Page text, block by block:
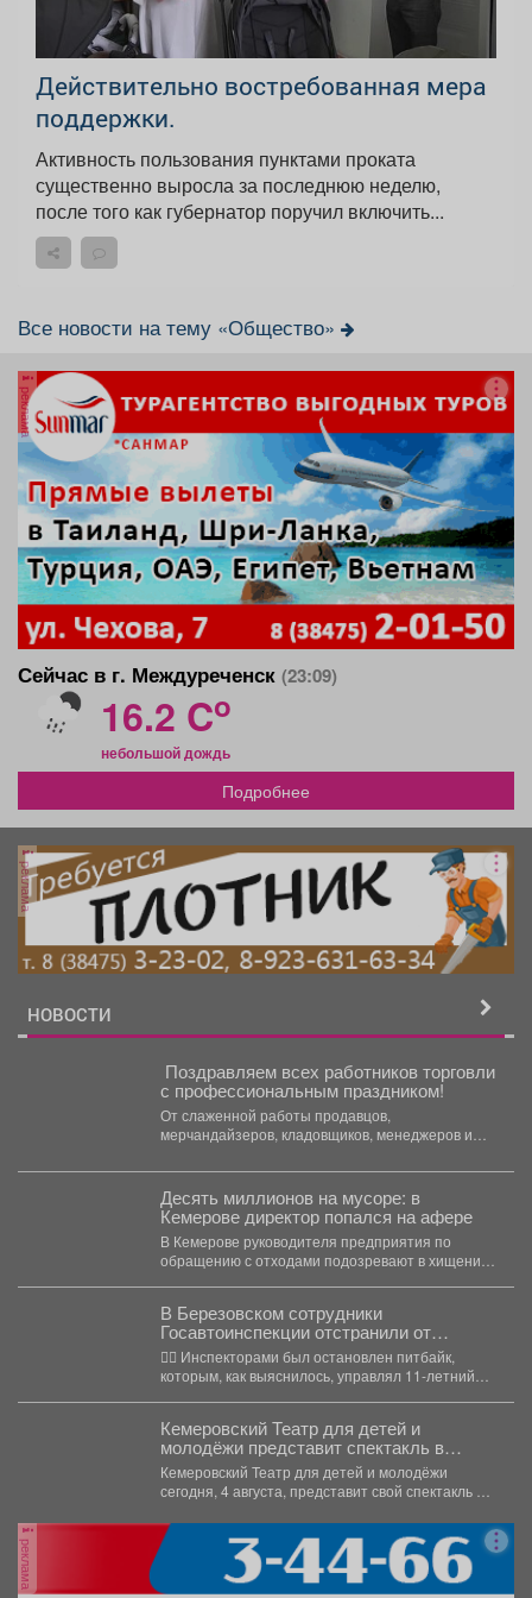
Действительно востребованная мера
поддержки.
Активность пользования пунктами проката
существенно выросла за последнюю неделю,
после того как губернатор поручил включить...
Все новости на тему «Общество»
реклама
Сейчас в г. Междуреченск (23:09)
16.2 Co
небольшой дождь
Подробнее
реклама
НОВОСТИ
️ Поздравляем всех работников торговли
с профессиональным праздником!
От слаженной работы продавцов,
мерчандайзеров, кладовщиков, менеджеров и
удобство...
Десять миллионов на мусоре: в
Кемерове директор попался на афере
В Кемерове руководителя предприятия по
обращению с отходами подозревают в хищении
В Березовском сотрудники
Госавтоинспекции отстранили от
управления несовершеннолетнего
водителя питбайка
👮‍♂ Инспекторами был остановлен питбайк,
которым, как выяснилось, управлял 11-летний
Кемеровский Театр для детей и
молодёжи представит спектакль в
Москве
Кемеровский Театр для детей и молодёжи
сегодня, 4 августа, представит свой спектакль на
реклама